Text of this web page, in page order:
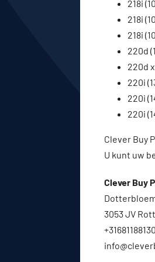
218i
218i
218i
220d
220d
220i
220i
220i
Clever Buy
U kunt uw
Clever Buy
3053 JV
+31681188130